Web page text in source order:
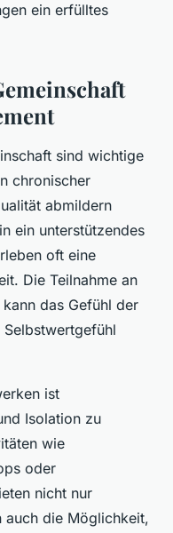
ein erfülltes
sind wichtige
chronischer
abmildern
ein unterstützendes
oft eine
Die Teilnahme an
das Gefühl der
ist
Isolation zu
wie
oder
nicht nur
auch die Möglichkeit,